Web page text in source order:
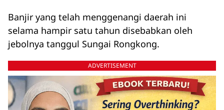
Banjir yang telah menggenangi daerah ini
selama hampir satu tahun disebabkan oleh
jebolnya tanggul Sungai Rongkong.
ADVERTISEMENT